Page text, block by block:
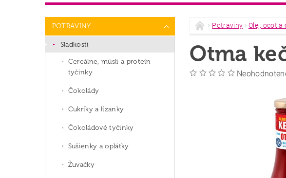
POTRAVINY
Sladkosti
Cereálne, müsli a proteín
tyčinky
Čokolády
Cukríky a lízanky
Čokoládové tyčinky
Sušienky a oplátky
Žuvačky
Potraviny Olej, ocot a
Otma